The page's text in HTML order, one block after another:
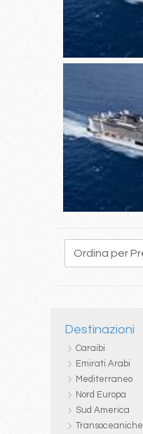
Destinazioni
Caraibi
Emirati Arabi
Mediterraneo
Nord Europa
Sud America
Transoceaniche